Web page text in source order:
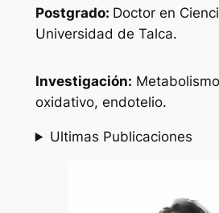
Postgrado: Doctor en
Universidad de Talca.
Investigación:
oxidativo, endotelio.
Ultimas Publicaciones